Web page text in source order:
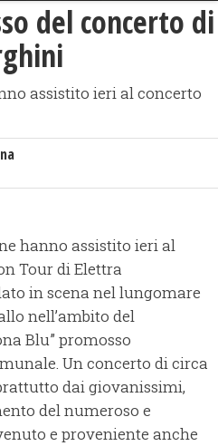
del concerto di
assistito ieri al concerto
hanno assistito ieri al
Tour di Elettra
in scena nel lungomare
nell’ambito del
Blu” promosso
Un concerto di circa
dai giovanissimi,
del numeroso e
e proveniente anche